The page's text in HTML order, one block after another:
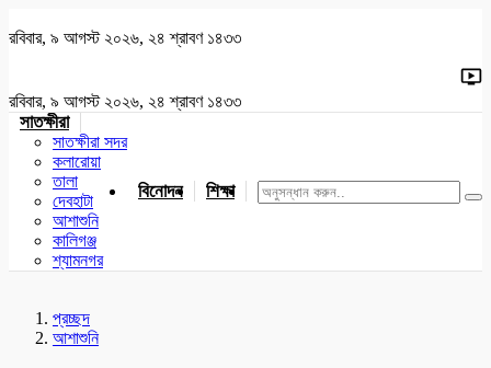
রবিবার, ৯ আগস্ট ২০২৬, ২৪ শ্রাবণ ১৪৩৩
রবিবার, ৯ আগস্ট ২০২৬, ২৪ শ্রাবণ ১৪৩৩
সাতক্ষীরা
সাতক্ষীরা সদর
কলারোয়া
তালা
দেবহাটা
আশাশুনি
কালিগঞ্জ
শ্যামনগর
বিনোদন শিক্ষা খেলাধুলা জাতীয় যশোর
প্রচ্ছদ
আশাশুনি